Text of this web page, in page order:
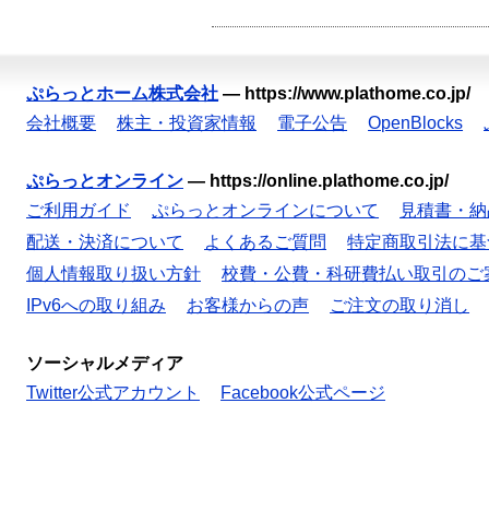
ぷらっとホーム株式会社 — https://www.plathome.co.jp/
会社概要
株主・投資家情報 電子公告 OpenBlocks
ぷらっとオンライン — https://online.plathome.co.jp/
ご利用ガイド
ぷらっとオンラインについて
見積書・
配送・決済について
よくあるご質問
特定商取引法に
個人情報取り扱い方針
校費・公費・科研費払い取引のご
IPv6への取り組み
お客様からの声 ご注文の取り消し
ソーシャルメディア
Twitter公式アカウント
Facebook公式ページ